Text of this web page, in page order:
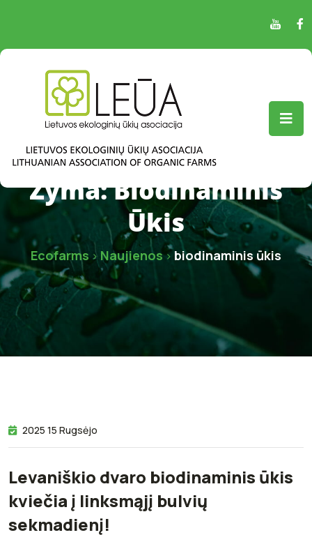
Žyma:Biodinaminis
Ūkis
Ecofarms> Naujienos> biodinaminis ūkis
2025 15 Rugsėjo
Levaniškio dvaro biodinaminis ūkis
kviečia į linksmąjį bulvių
sekmadienį!